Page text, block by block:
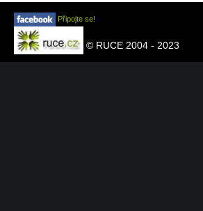
Připojte se!
© RUCE 2004 - 2023